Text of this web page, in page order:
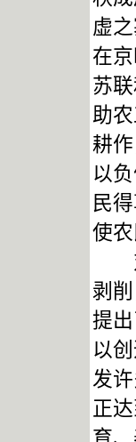
虚
在
苏
助
耕
以
民
使
对
剥
提
以
发
正